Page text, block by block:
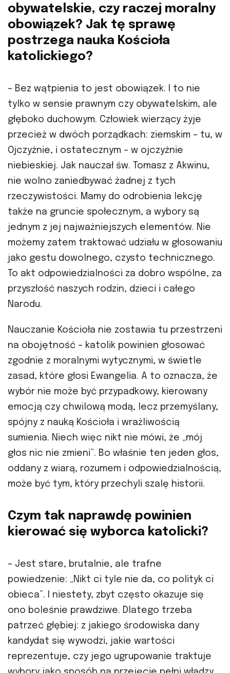
obywatelskie, czy raczej moralny
obowiązek? Jak tę sprawę
postrzega nauka Kościoła
katolickiego?
– Bez wątpienia to jest obowiązek. I to nie
tylko w sensie prawnym czy obywatelskim, ale
głęboko duchowym. Człowiek wierzący żyje
przecież w dwóch porządkach: ziemskim – tu, w
Ojczyźnie, i ostatecznym – w ojczyźnie
niebieskiej. Jak nauczał św. Tomasz z Akwinu,
nie wolno zaniedbywać żadnej z tych
rzeczywistości. Mamy do odrobienia lekcję
także na gruncie społecznym, a wybory są
jednym z jej najważniejszych elementów. Nie
możemy zatem traktować udziału w głosowaniu
jako gestu dowolnego, czysto technicznego.
To akt odpowiedzialności za dobro wspólne, za
przyszłość naszych rodzin, dzieci i całego
Narodu.
Nauczanie Kościoła nie zostawia tu przestrzeni
na obojętność – katolik powinien głosować
zgodnie z moralnymi wytycznymi, w świetle
zasad, które głosi Ewangelia. A to oznacza, że
wybór nie może być przypadkowy, kierowany
emocją czy chwilową modą, lecz przemyślany,
spójny z nauką Kościoła i wrażliwością
sumienia. Niech więc nikt nie mówi, że „mój
głos nic nie zmieni”. Bo właśnie ten jeden głos,
oddany z wiarą, rozumem i odpowiedzialnością,
może być tym, który przechyli szalę historii.
Czym tak naprawdę powinien
kierować się wyborca katolicki?
– Jest stare, brutalnie, ale trafne
powiedzenie: „Nikt ci tyle nie da, co polityk ci
obieca”. I niestety, zbyt często okazuje się
ono boleśnie prawdziwe. Dlatego trzeba
patrzeć głębiej: z jakiego środowiska dany
kandydat się wywodzi, jakie wartości
reprezentuje, czy jego ugrupowanie traktuje